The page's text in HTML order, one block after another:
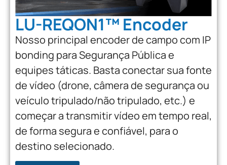
LU-REQON1™ Encoder
Nosso principal encoder de campo com IP
bonding para Segurança Pública e
equipes táticas. Basta conectar sua fonte
de vídeo (drone, câmera de segurança ou
veículo tripulado/não tripulado, etc.) e
começar a transmitir vídeo em tempo real,
de forma segura e confiável, para o
destino selecionado.